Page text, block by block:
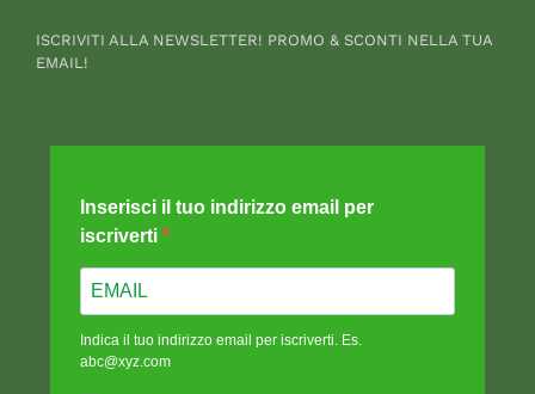
ISCRIVITI ALLA NEWSLETTER! PROMO & SCONTI NELLA TUA
EMAIL!
Inserisci il tuo indirizzo email per
iscriverti
Indica il tuo indirizzo email per iscriverti. Es.
abc@xyz.com